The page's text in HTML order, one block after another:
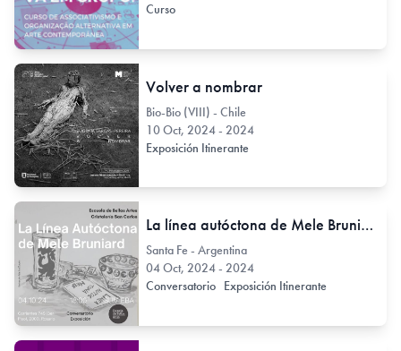
Curso
Volver a nombrar
Bio-Bio (VIII) - Chile
10 Oct, 2024 - 2024
Exposición Itinerante
La línea autóctona de Mele Bruniard
Santa Fe - Argentina
04 Oct, 2024 - 2024
Conversatorio Exposición Itinerante